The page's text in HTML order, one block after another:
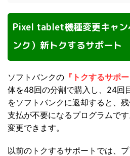
Pixel tablet機種変更キャン
ンク）新トクするサポート
ソフトバンクの 『トクするサポ
体を48回の分割で購入し、24回
をソフトバンクに返却すると、
支払が不要になるプログラムで
変更できます。
以前のトクするサポートでは、